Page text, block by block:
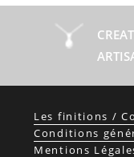
Les finitions /
Conditions
Mentions